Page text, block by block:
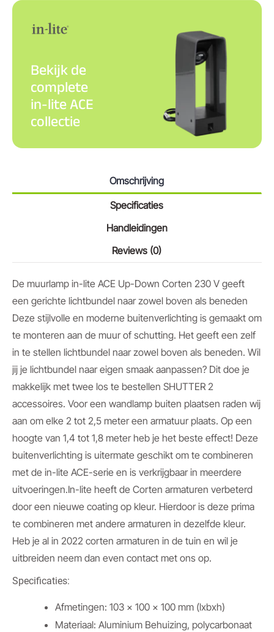
Bekijk de
complete
in-lite ACE
collectie
Omschrijving
Specificaties
Handleidingen
Reviews (0)
De muurlamp in-lite ACE Up-Down Corten 230 V geeft
een gerichte lichtbundel naar zowel boven als beneden
Deze stijlvolle en moderne buitenverlichting is gemaakt om
te monteren aan de muur of schutting. Het geeft een zelf
in te stellen lichtbundel naar zowel boven als beneden. Wil
jij je lichtbundel naar eigen smaak aanpassen? Dit doe je
makkelijk met twee los te bestellen SHUTTER 2
accessoires. Voor een wandlamp buiten plaatsen raden wij
aan om elke 2 tot 2,5 meter een armatuur plaats. Op een
hoogte van 1,4 tot 1,8 meter heb je het beste effect! Deze
buitenverlichting is uitermate geschikt om te combineren
met de in-lite ACE-serie en is verkrijgbaar in meerdere
uitvoeringen.In-lite heeft de Corten armaturen verbeterd
door een nieuwe coating op kleur. Hierdoor is deze prima
te combineren met andere armaturen in dezelfde kleur.
Heb je al in 2022 corten armaturen in de tuin en wil je
uitbreiden neem dan even contact met ons op.
Specificaties:
Afmetingen: 103 x 100 x 100 mm (lxbxh)
Materiaal: Aluminium Behuizing, polycarbonaat